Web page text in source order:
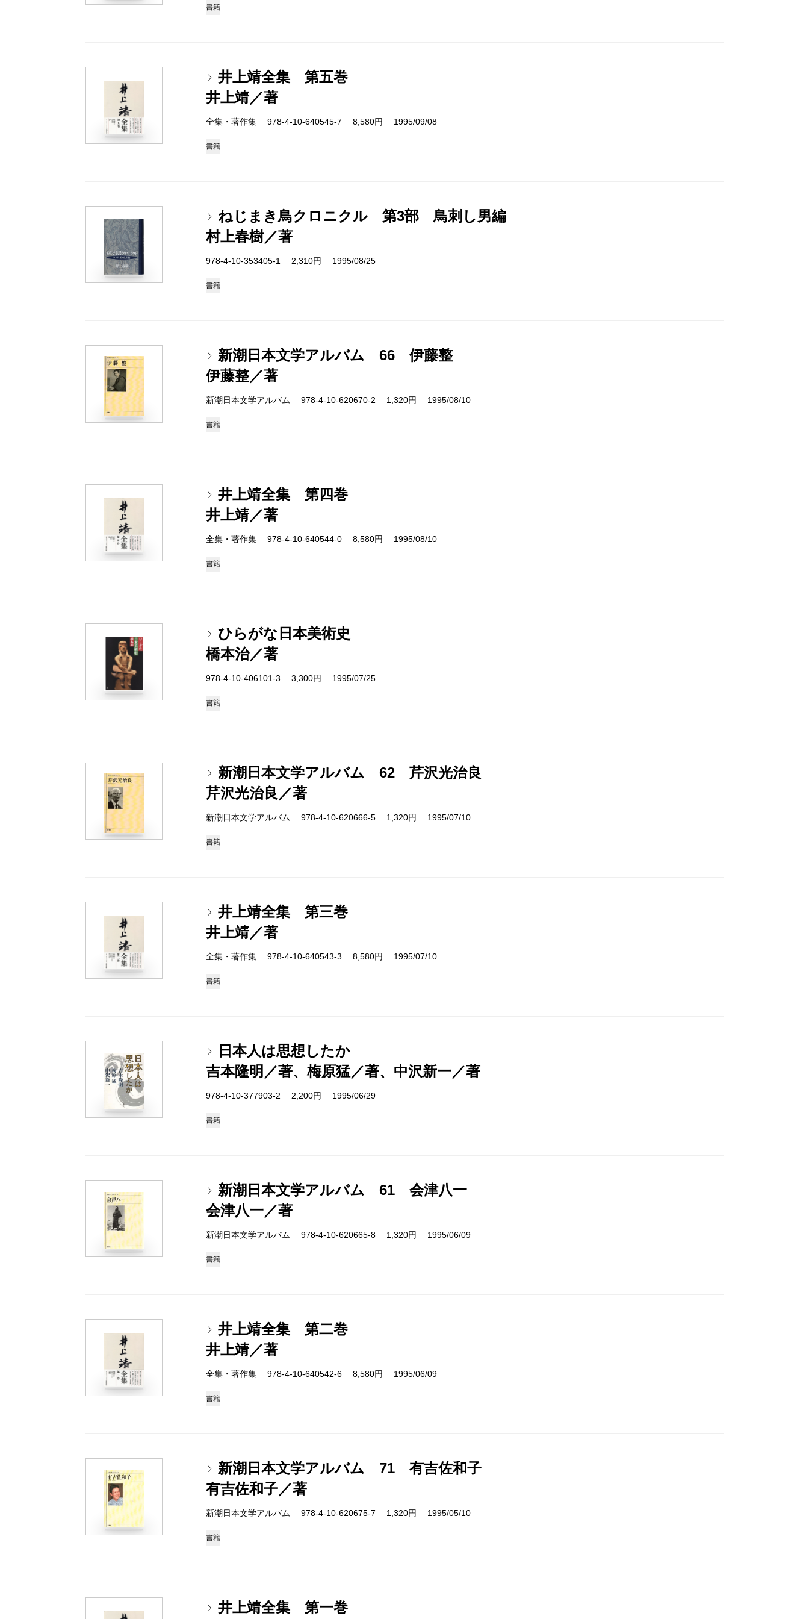
書籍
井上靖全集 第五巻
井上靖／著
全集・著作集 978-4-10-640545-7 8,580円 1995/09/08
書籍
ねじまき鳥クロニクル 第3部 鳥刺し男編
村上春樹／著
978-4-10-353405-1 2,310円 1995/08/25
書籍
新潮日本文学アルバム 66 伊藤整
伊藤整／著
新潮日本文学アルバム 978-4-10-620670-2 1,320円 1995/08/10
書籍
井上靖全集 第四巻
井上靖／著
全集・著作集 978-4-10-640544-0 8,580円 1995/08/10
書籍
ひらがな日本美術史
橋本治／著
978-4-10-406101-3 3,300円 1995/07/25
書籍
新潮日本文学アルバム 62 芹沢光治良
芹沢光治良／著
新潮日本文学アルバム 978-4-10-620666-5 1,320円 1995/07/10
書籍
井上靖全集 第三巻
井上靖／著
全集・著作集 978-4-10-640543-3 8,580円 1995/07/10
書籍
日本人は思想したか
吉本隆明／著、梅原猛／著、中沢新一／著
978-4-10-377903-2 2,200円 1995/06/29
書籍
新潮日本文学アルバム 61 会津八一
会津八一／著
新潮日本文学アルバム 978-4-10-620665-8 1,320円 1995/06/09
書籍
井上靖全集 第二巻
井上靖／著
全集・著作集 978-4-10-640542-6 8,580円 1995/06/09
書籍
新潮日本文学アルバム 71 有吉佐和子
有吉佐和子／著
新潮日本文学アルバム 978-4-10-620675-7 1,320円 1995/05/10
書籍
井上靖全集 第一巻